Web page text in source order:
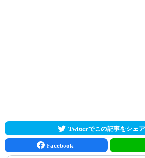
Twitterでこの記事をシェ
Facebook